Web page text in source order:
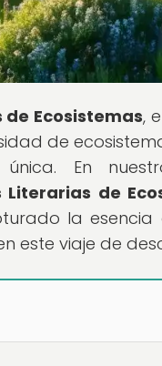
de Ecosistemas,
de
En
Literarias de
la esencia
este viaje de